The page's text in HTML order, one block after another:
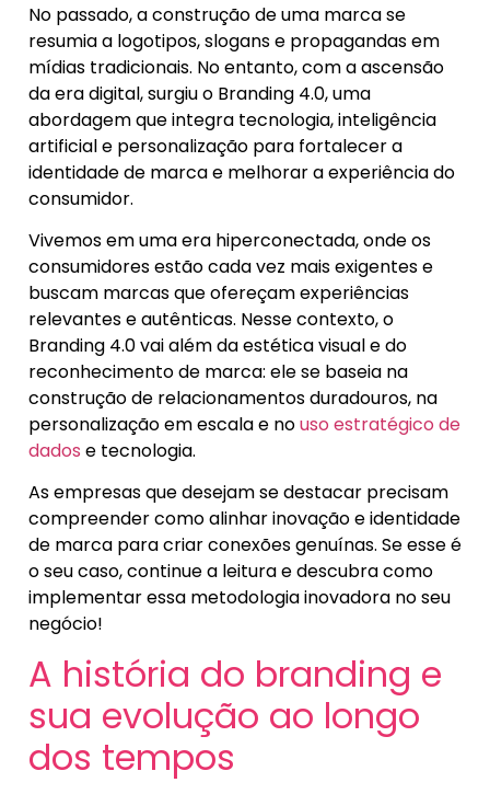
No passado, a construção de uma marca se
resumia a logotipos, slogans e propagandas em
mídias tradicionais. No entanto, com a ascensão
da era digital, surgiu o Branding 4.0, uma
abordagem que integra tecnologia, inteligência
artificial e personalização para fortalecer a
identidade de marca e melhorar a experiência do
consumidor.
Vivemos em uma era hiperconectada, onde os
consumidores estão cada vez mais exigentes e
buscam marcas que ofereçam experiências
relevantes e autênticas. Nesse contexto, o
Branding 4.0 vai além da estética visual e do
reconhecimento de marca: ele se baseia na
construção de relacionamentos duradouros, na
personalização em escala e nouso estratégico de
dados e tecnologia.
As empresas que desejam se destacar precisam
compreender como alinhar inovação e identidade
de marca para criar conexões genuínas. Se esse é
o seu caso, continue a leitura e descubra como
implementar essa metodologia inovadora no seu
negócio!
A história do branding e
sua evolução ao longo
dos tempos